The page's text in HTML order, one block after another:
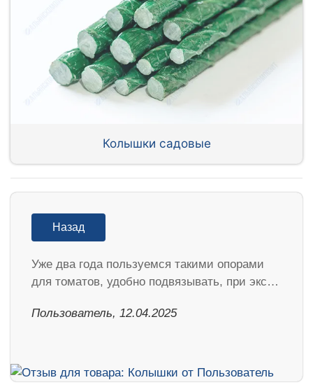
Колышки садовые
Назад
Уже два года пользуемся такими опорами
для томатов, удобно подвязывать, при экс…
Пользователь, 12.04.2025